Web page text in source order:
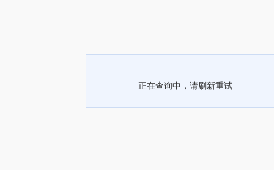
正在查询中，请刷新重试